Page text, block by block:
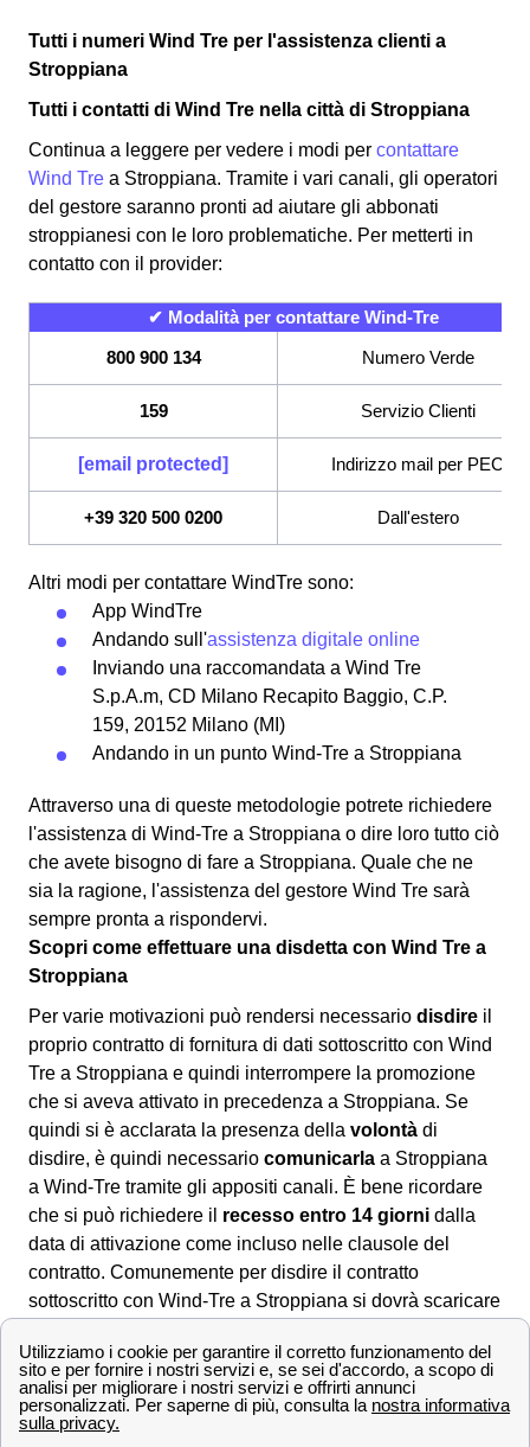
Tutti i numeri Wind Tre per l'assistenza clienti a
Stroppiana
Tutti i contatti di Wind Tre nella città di Stroppiana
Continua a leggere per vedere i modi per contattare
Wind Tre a Stroppiana. Tramite i vari canali, gli operatori
del gestore saranno pronti ad aiutare gli abbonati
stroppianesi con le loro problematiche. Per metterti in
contatto con il provider:
✔ Modalità per contattare Wind-Tre
800 900 134
Numero Verde
159 Servizio Clienti
[email protected] Indirizzo mail per PEC
+39 320 500 0200 Dall'estero
Altri modi per contattare WindTre sono:
App WindTre
Andando sull'assistenza digitale online
Inviando una raccomandata a Wind Tre
S.p.A.m, CD Milano Recapito Baggio, C.P.
159, 20152 Milano (MI)
Andando in un punto Wind-Tre a Stroppiana
Attraverso una di queste metodologie potrete richiedere
l'assistenza di Wind-Tre a Stroppiana o dire loro tutto ciò
che avete bisogno di fare a Stroppiana. Quale che ne
sia la ragione, l'assistenza del gestore Wind Tre sarà
sempre pronta a rispondervi.
Scopri come effettuare una disdetta con Wind Tre a
Stroppiana
Per varie motivazioni può rendersi necessario disdire il
proprio contratto di fornitura di dati sottoscritto con Wind
Tre a Stroppiana e quindi interrompere la promozione
che si aveva attivato in precedenza a Stroppiana. Se
quindi si è acclarata la presenza della volontà di
disdire, è quindi necessario comunicarla a Stroppiana
a Wind-Tre tramite gli appositi canali. È bene ricordare
che si può richiedere il recesso entro 14 giorni dalla
data di attivazione come incluso nelle clausole del
contratto. Comunemente per disdire il contratto
sottoscritto con Wind-Tre a Stroppiana si dovrà scaricare
Wind Tre oppure direttamente dal sito. Una volta
compilatolo si potrà:
📧 Inviarlo via PEC all'indirizzo apposito: